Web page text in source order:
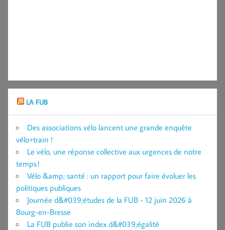
LA FUB
Des associations vélo lancent une grande enquête
vélo+train !
Le vélo, une réponse collective aux urgences de notre
temps !
Vélo &amp; santé : un rapport pour faire évoluer les
politiques publiques
Journée d&#039;études de la FUB - 12 juin 2026 à
Bourg-en-Bresse
La FUB publie son index d&#039;égalité